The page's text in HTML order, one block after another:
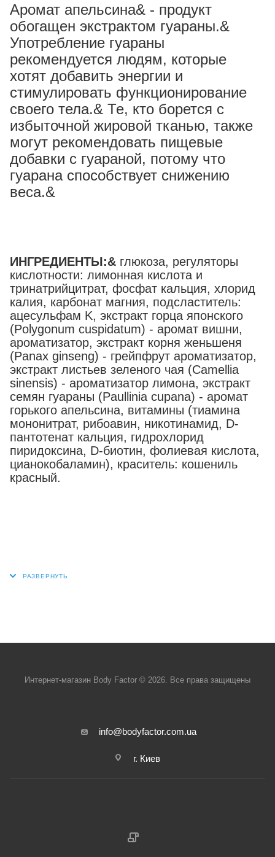
Аромат апельсина& - продукт
обогащен экстрактом гуараны.&
Употребление гуараны
рекомендуется людям, которые
хотят добавить энергии и
стимулировать функционирование
своего тела.& Те, кто борется с
избыточной жировой тканью, также
могут рекомендовать пищевые
добавки с гуараной, потому что
гуарана способствует снижению
веса.&
ИНГРЕДИЕНТЫ:& глюкоза, регуляторы
кислотности: лимонная кислота и
тринатрийцитрат, фосфат кальция, хлорид
калия, карбонат магния, подсластитель:
ацесульфам K, экстракт горца японского
(Polygonum cuspidatum) - аромат вишни,
ароматизатор, экстракт корня женьшеня
(Panax ginseng) - грейпфрут ароматизатор,
экстракт листьев зеленого чая (Camellia
sinensis) - ароматизатор лимона, экстракт
семян гуараны (Paullinia cupana) - аромат
горького апельсина, витамины (тиамина
мононитрат, рибоавин, никотинамид, D-
пантотенат кальция, гидрохлорид
пиридоксина, D-биотин, фолиевая кислота,
цианокобаламин), краситель: кошениль
красный.
Интернет-магазин Body Factor © 2026. Все права защищены
info@bodyfactor.com.ua
г. Киев